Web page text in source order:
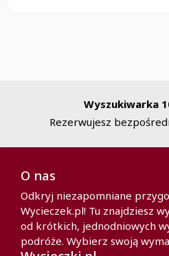
Wyszukiwarka
Rezerwujesz
O nas
Odkryj niezapomniane
Wycieczek.pl! Tu znajdziesz
od krótkich, jednodniowych
podróże. Wybierz swoją